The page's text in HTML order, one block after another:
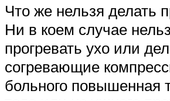
Что же нельзя делать
Ни в коем случае
прогревать ухо или
согревающие
больного повышенная